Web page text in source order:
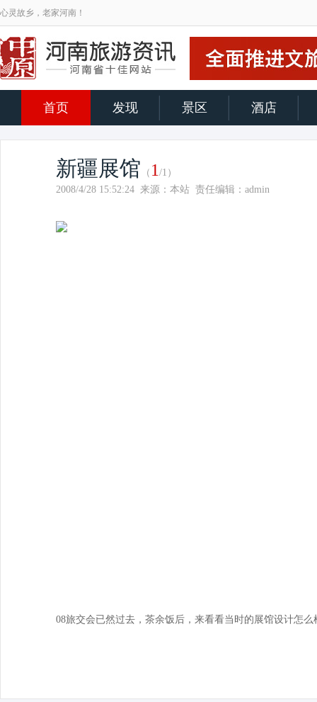
心灵故乡，老家河南！
首页 发现 景区 酒店
新疆展馆 （ 1 /1）
2008/4/28 15:52:24 来源：本站 责任编辑：admin
08旅交会已然过去，茶余饭后，来看看当时的展馆设计怎么